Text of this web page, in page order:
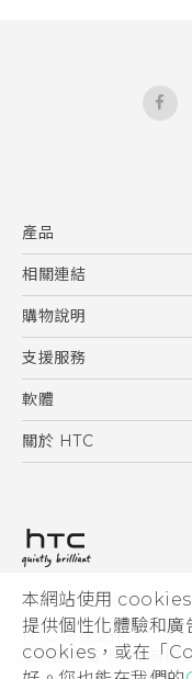
本網站使用 cookies
提供個性化體驗和廣
cookies，或在「
產品
5G
智慧型手機
配件
相關連結
HTC Research
購物說明
購物須知
訂單管理
付款方式
支援服務
到府收送維修服務
服務中心資訊
客戶服務佈告欄
軟體
應用程式
HTC Sync Manager
關於 HTC
投資人
隱私權政策
產品安全性
© 2011-2026 HTC
HTC 法律文件
宏達國際電子股份有限